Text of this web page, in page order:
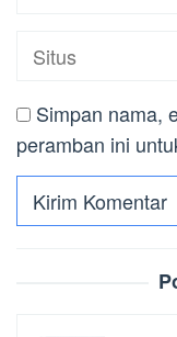
Simpan nama,
peramban ini